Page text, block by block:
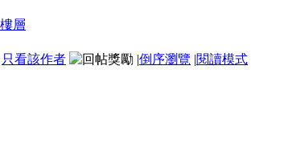
只看該作者 |倒序瀏覽 |閱讀模式